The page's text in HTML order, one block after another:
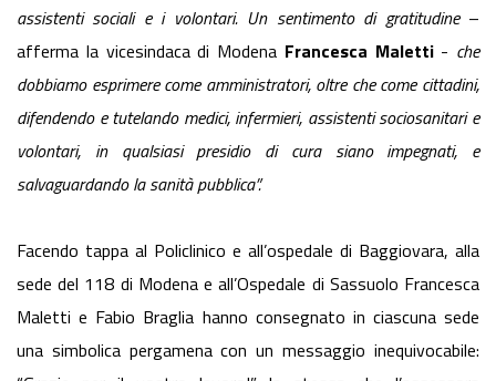
assistenti sociali e i volontari. Un sentimento di gratitudine–
afferma la vicesindaca di Modena Francesca Maletti- che
dobbiamo esprimere come amministratori, oltre che come cittadini,
difendendo e tutelando medici, infermieri, assistenti sociosanitari e
volontari, in qualsiasi presidio di cura siano impegnati, e
salvaguardando la sanità pubblica”.
Facendo tappa al Policlinico e all’ospedale di Baggiovara, alla
sede del 118 di Modena e all’Ospedale di Sassuolo Francesca
Maletti e Fabio Braglia hanno consegnato in ciascuna sede
una simbolica pergamena con un messaggio inequivocabile: